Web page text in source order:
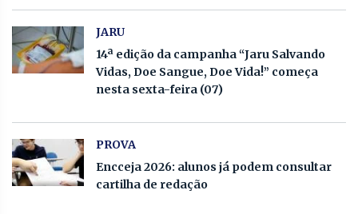
JARU
14ª edição da campanha “Jaru Salvando
Vidas, Doe Sangue, Doe Vida!” começa
nesta sexta-feira (07)
PROVA
Encceja 2026: alunos já podem consultar
cartilha de redação